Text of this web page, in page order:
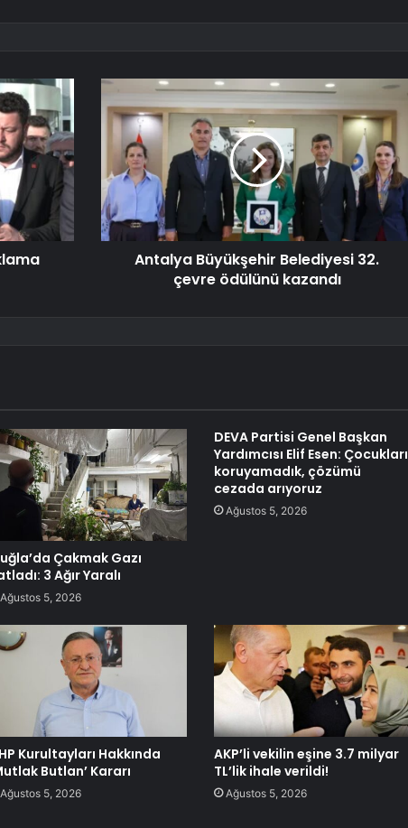
Antalya Büyükşehir Belediyesi 32.
çevre ödülünü kazandı
Çakmak Gazı
3 Ağır Yaralı
Ağustos 5, 2026
DEVA Partisi Genel Başkan
Yardımcısı Elif Esen: Çocukları
koruyamadık, çözümü
cezada arıyoruz
Ağustos 5, 2026
Kurultayları Hakkında
Butlan’ Kararı
Ağustos 5, 2026
AKP’li vekilin eşine 3.7 milyar
TL’lik ihale verildi!
Ağustos 5, 2026